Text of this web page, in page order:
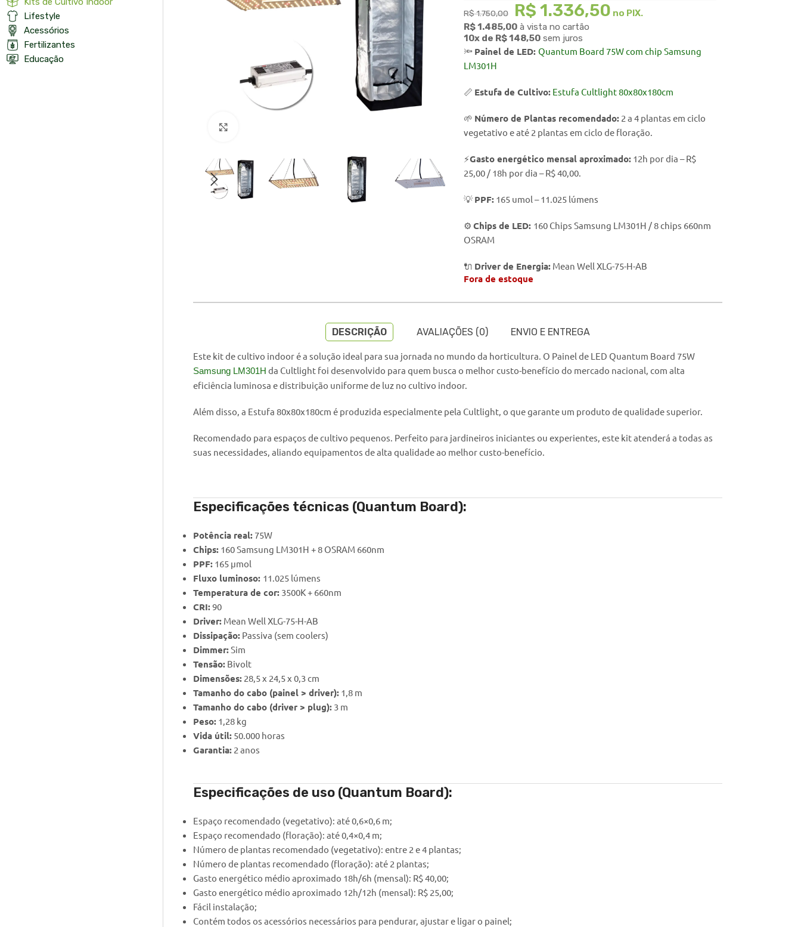
Lifestyle
Acessórios
Fertilizantes
Educação
R$1.750,00 R$ 1.336,50 no PIX.
R$1.485,00 à vista no cartão
10x de R$148,50 sem juros
🔦 Painel de LED:Quantum Board 75W com chip Samsung
LM301H
📏 Estufa de Cultivo: EstufaCultlight 80x80x180cm
🌱 Número de Plantas recomendado: 2 a 4 plantas em ciclo
vegetativo e até 2 plantas em ciclo de floração.
⚡Gasto energético mensal aproximado: 12h por dia – R$
25,00 / 18h por dia – R$ 40,00.
💡 PPF: 165 umol – 11.025 lúmens
⚙️Chips de LED: 160 Chips Samsung LM301H / 8 chips 660nm
OSRAM
🔌 Driver de Energia: Mean Well XLG-75-H-AB
Fora de estoque
DESCRIÇÃO AVALIAÇÕES (0) ENVIO E ENTREGA
Este kit de cultivo indoor é a solução ideal para sua jornada no mundo da horticultura. O Painel de LED Quantum Board 75W
Samsung LM301H da Cultlight foi desenvolvido para quem busca o melhor custo-benefício do mercado nacional, com alta
eficiência luminosa e distribuição uniforme de luz no cultivo indoor.
Além disso, a Estufa 80x80x180cm é produzida especialmente pela Cultlight, o que garante um produto de qualidade superior.
Recomendado para espaços de cultivo pequenos. Perfeito para jardineiros iniciantes ou experientes, este kit atenderá a todas as
suas necessidades, aliando equipamentos de alta qualidade ao melhor custo-benefício.
Especificações técnicas (Quantum Board):
Potência real: 75W
Chips: 160 Samsung LM301H + 8 OSRAM 660nm
PPF: 165 μmol
Fluxo luminoso: 11.025 lúmens
Temperatura de cor: 3500K + 660nm
CRI:90
Driver: Mean Well XLG-75-H-AB
Dissipação: Passiva (sem coolers)
Dimmer:Sim
Tensão: Bivolt
Dimensões: 28,5 x 24,5 x 0,3 cm
Tamanho do cabo (painel > driver): 1,8 m
Tamanho do cabo (driver > plug): 3 m
Peso: 1,28 kg
Vida útil: 50.000 horas
Garantia: 2 anos
Especificações de uso (Quantum Board):
Espaço recomendado (vegetativo): até 0,6×0,6 m;
Espaço recomendado (floração): até 0,4×0,4 m;
Número de plantas recomendado (vegetativo): entre 2 e 4 plantas;
Número de plantas recomendado (floração): até 2 plantas;
Gasto energético médio aproximado 18h/6h (mensal): R$ 40,00;
Gasto energético médio aproximado 12h/12h (mensal): R$ 25,00;
Fácil instalação;
Contém todos os acessórios necessários para pendurar, ajustar e ligar o painel;